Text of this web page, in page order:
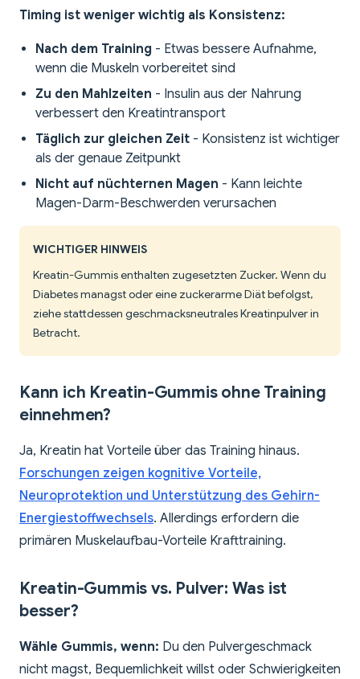
Timing ist weniger wichtig als Konsistenz:
Nach dem Training - Etwas bessere Aufnahme,
wenn die Muskeln vorbereitet sind
Zu den Mahlzeiten - Insulin aus der Nahrung
verbessert den Kreatintransport
Täglich zur gleichen Zeit - Konsistenz ist wichtiger
als der genaue Zeitpunkt
Nicht auf nüchternen Magen - Kann leichte
Magen-Darm-Beschwerden verursachen
WICHTIGER HINWEIS
Kreatin-Gummis enthalten zugesetzten Zucker. Wenn du
Diabetes managst oder eine zuckerarme Diät befolgst,
ziehe stattdessen geschmacksneutrales Kreatinpulver in
Betracht.
Kann ich Kreatin-Gummis ohne Training
einnehmen?
Ja, Kreatin hat Vorteile über das Training hinaus.
Forschungen zeigen kognitive Vorteile,
Neuroprotektion und Unterstützung des Gehirn-
Energiestoffwechsels. Allerdings erfordern die
primären Muskelaufbau-Vorteile Krafttraining.
Kreatin-Gummis vs. Pulver: Was ist
besser?
Wähle Gummis, wenn: Du den Pulvergeschmack
nicht magst, Bequemlichkeit willst oder Schwierigkeiten